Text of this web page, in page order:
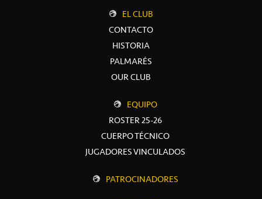
EL CLUB
CONTACTO
HISTORIA
PALMARÉS
OUR CLUB
EQUIPO
ROSTER 25-26
CUERPO TÉCNICO
JUGADORES VINCULADOS
PATROCINADORES